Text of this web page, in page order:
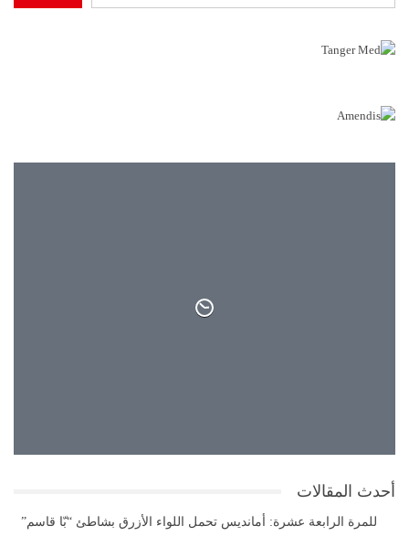
أحدث المقالات
للمرة الرابعة عشرة: أمانديس تحمل اللواء الأزرق بشاطئ “بّا قاسم”